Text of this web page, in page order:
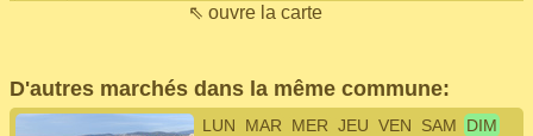
⇖ ouvre la carte
D'autres marchés dans la même commune:
LUN MAR MER JEU VEN SAM
DIM